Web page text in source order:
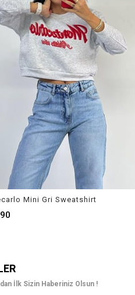
Mini Gri Sweatshirt
İlk Sizin Haberiniz Olsun !